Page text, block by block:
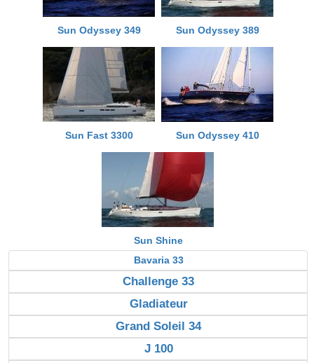
Sun Odyssey 349 Sun Odyssey 389
Sun Fast 3300 Sun Odyssey 410
Sun Shine
Bavaria 33
Challenge 33
Gladiateur
Grand Soleil 34
J 100